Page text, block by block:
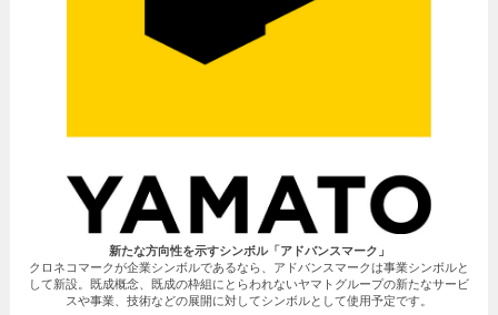
新たな方向性を示すシンボル「アドバンスマーク」
クロネコマークが企業シンボルであるなら、アドバンスマークは事業シンボルと
して新設。既成概念、既成の枠組にとらわれないヤマトグループの新たなサービ
スや事業、技術などの展開に対してシンボルとして使用予定です。